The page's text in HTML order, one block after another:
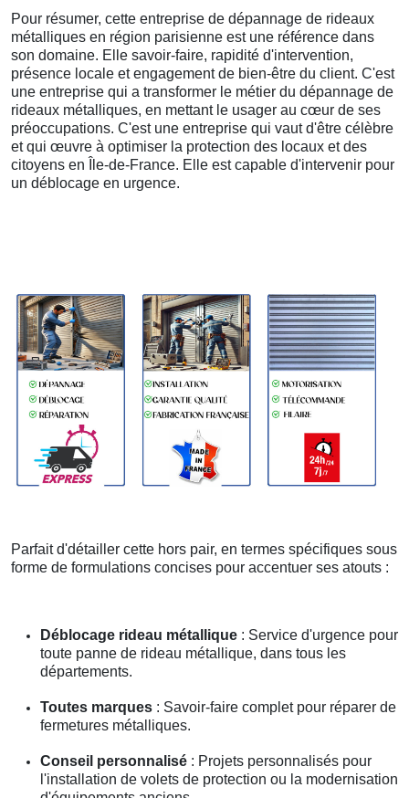
Pour résumer, cette entreprise de dépannage de rideaux
métalliques en région parisienne est une référence dans
son domaine. Elle savoir-faire, rapidité d'intervention,
présence locale et engagement de bien-être du client. C'est
une entreprise qui a transformer le métier du dépannage de
rideaux métalliques, en mettant le usager au cœur de ses
préoccupations. C'est une entreprise qui vaut d'être célèbre
et qui œuvre à optimiser la protection des locaux et des
citoyens en Île-de-France. Elle est capable d'intervenir pour
un déblocage en urgence.
Parfait d'détailler cette hors pair, en termes spécifiques sous
forme de formulations concises pour accentuer ses atouts :
Déblocage rideau métallique : Service d'urgence pour
toute panne de rideau métallique, dans tous les
départements.
Toutes marques : Savoir-faire complet pour réparer de
fermetures métalliques.
Conseil personnalisé : Projets personnalisés pour
l'installation de volets de protection ou la modernisation